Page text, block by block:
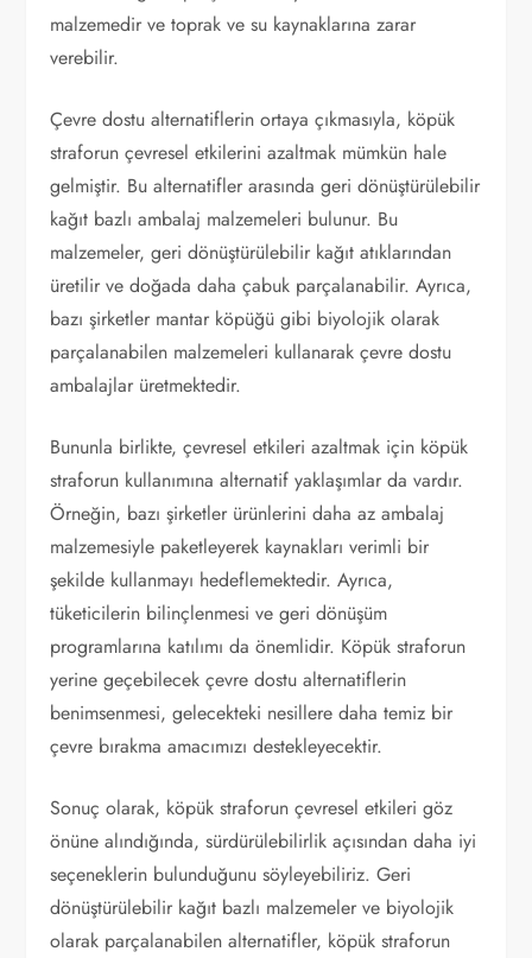
malzemedir ve toprak ve su kaynaklarına zarar
verebilir.
Çevre dostu alternatiflerin ortaya çıkmasıyla, köpük
straforun çevresel etkilerini azaltmak mümkün hale
gelmiştir. Bu alternatifler arasında geri dönüştürülebilir
kağıt bazlı ambalaj malzemeleri bulunur. Bu
malzemeler, geri dönüştürülebilir kağıt atıklarından
üretilir ve doğada daha çabuk parçalanabilir. Ayrıca,
bazı şirketler mantar köpüğü gibi biyolojik olarak
parçalanabilen malzemeleri kullanarak çevre dostu
ambalajlar üretmektedir.
Bununla birlikte, çevresel etkileri azaltmak için köpük
straforun kullanımına alternatif yaklaşımlar da vardır.
Örneğin, bazı şirketler ürünlerini daha az ambalaj
malzemesiyle paketleyerek kaynakları verimli bir
şekilde kullanmayı hedeflemektedir. Ayrıca,
tüketicilerin bilinçlenmesi ve geri dönüşüm
programlarına katılımı da önemlidir. Köpük straforun
yerine geçebilecek çevre dostu alternatiflerin
benimsenmesi, gelecekteki nesillere daha temiz bir
çevre bırakma amacımızı destekleyecektir.
Sonuç olarak, köpük straforun çevresel etkileri göz
önüne alındığında, sürdürülebilirlik açısından daha iyi
seçeneklerin bulunduğunu söyleyebiliriz. Geri
dönüştürülebilir kağıt bazlı malzemeler ve biyolojik
olarak parçalanabilen alternatifler, köpük straforun